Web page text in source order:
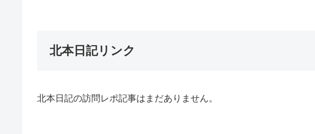
北本日記リンク
北本日記の訪問レポ記事はまだありません。